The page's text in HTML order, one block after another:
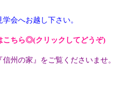
会へお越し下さい。
ちら◎(クリックしてどうぞ)
州の家』をご覧くださいませ。